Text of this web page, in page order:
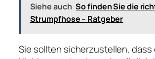
Siehe auch So finden Sie die
Strumpfhose – Ratgeber
Sie sollten sicherzustellen, dass